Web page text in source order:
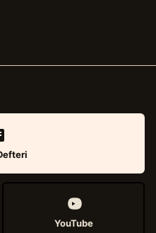
YouTube